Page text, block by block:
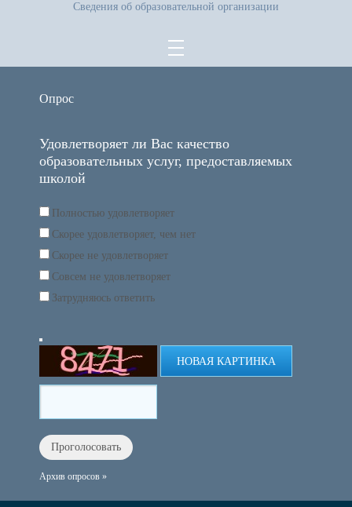
Сведения об образовательной организации
Опрос
Удовлетворяет ли Вас качество
образовательных услуг, предоставляемых
школой
Полностью удовлетворяет
Скорее удовлетворяет, чем нет
Скорее не удовлетворяет
Совсем не удовлетворяет
Затрудняюсь ответить
НОВАЯ КАРТИНКА
Архив опросов »